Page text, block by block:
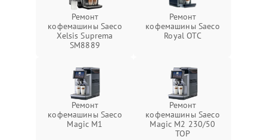
Ремонт
кофемашины Saeco
Xelsis Suprema
SM8889
Ремонт
кофемашины Saeco
Royal OTC
Ремонт
кофемашины Saeco
Magic M1
Ремонт
кофемашины Saeco
Magic M2 230/50
TOP